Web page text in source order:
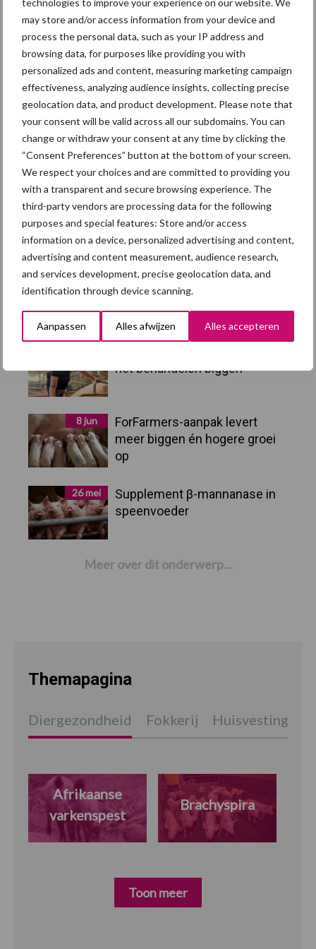
may store and/or access information from your device and
process the personal data, such as your IP address and
browsing data, for purposes like providing you with
personalized ads and content, measuring marketing campaign
effectiveness, analyzing audience insights, collecting precise
geolocation data, and product development. Please note that
your consent will be valid across all our subdomains. You can
change or withdraw your consent at any time by clicking the
“Consent Preferences” button at the bottom of your screen.
We respect your choices and are committed to providing you
with a transparent and secure browsing experience. The
third-party vendors are processing data for the following
purposes and special features: Store and/or access
information on a device, personalized advertising and content,
advertising and content measurement, audience research,
and services development, precise geolocation data, and
identification through device scanning.
Aanpassen Alles afwijzen Alles accepteren
voor samenwerking
Bigvitaliteit
2 jul
Nieuwe cijfers laten hogere
het behandelen biggen
8 jun
ForFarmers-aanpak levert
meer biggen én hogere groei
op
26 mei
Supplement β-mannanase in
speenvoeder
Meer over dit onderwerp…
Themapagina
Diergezondheid Fokkerij Huisvesting
Afrikaanse
varkenspest
Brachyspira
Toon meer